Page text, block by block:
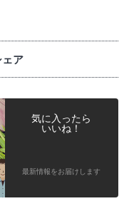
ア
気に入ったら
いいね！
最新情報をお届けします